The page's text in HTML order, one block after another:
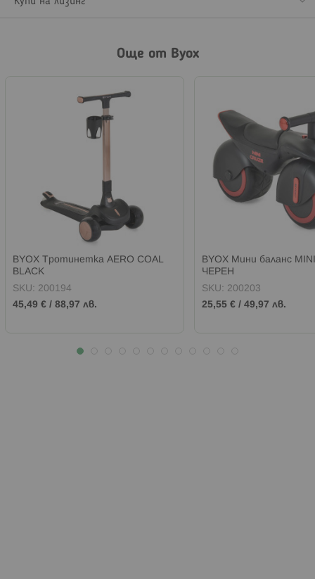
Още от Byox
BYOX Тротинетка AERO COAL
BLACK
SKU: 200194
45,49 € / 88,97 лв.
BYOX Мини баланс
ЧЕРЕН
SKU: 200203
25,55 € / 49,97 лв.